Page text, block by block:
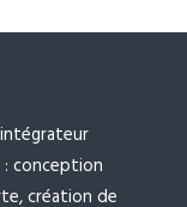
conception
création de